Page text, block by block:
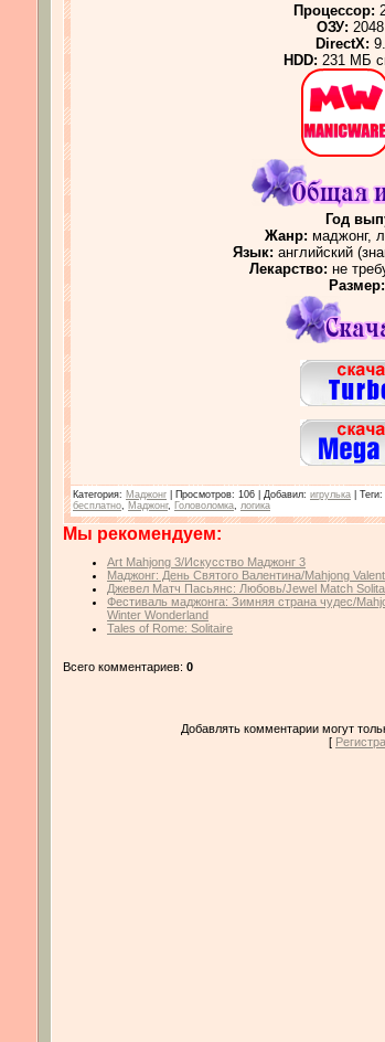
Процессор:
ОЗУ:
DirectX:
HDD: 231 МБ
Год
Жанр: маджонг,
Язык: английский
Лекарство: не
Размер:
Категория: Маджонг Просмотров: 106 | Добавил: игрулька Теги:
бесплатно
Маджонг, Головоломка логика
Мы рекомендуем:
Art Mahjong 3/Искусство Маджонг 3
Маджонг: День Святого Валентина/Mahjong
Джевел Матч Пасьянс: Любовь/Jewel Match
Фестиваль маджонга: Зимняя cтрана чудес/
Winter Wonderland
Tales of Rome: Solitaire
Всего комментариев: 0
Добавлять комментарии могут
[